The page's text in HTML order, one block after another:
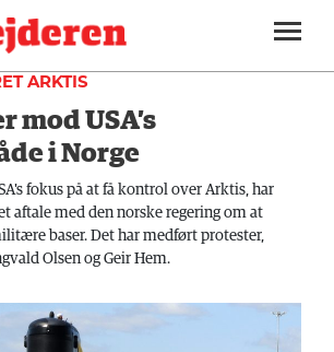
ARKTIS
mod USA’s
i Norge
fokus på at få kontrol over Arktis, har
aftale med den norske regering om at
baser. Det har medført protester,
Olsen og Geir Hem.